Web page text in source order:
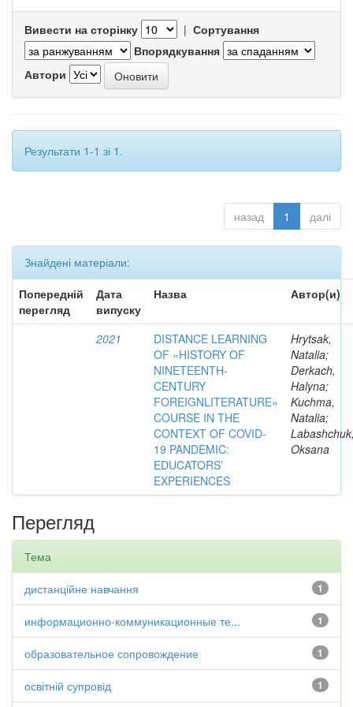
Вивести на сторінку | Сортування
Впорядкування
Автори
Результати 1-1 зі 1.
назад 1 далі
Знайдені матеріали:
Попередній
перегляд
Дата
випуску
Назва Автор(и)
2021
DISTANCE LEARNING
OF «HISTORY OF
NINETEENTH-
CENTURY
FOREIGNLITERATURE»
COURSE IN THE
CONTEXT OF COVID-
19 PANDEMIC:
EDUCATORS’
EXPERIENCES
Hrytsak,
Natalia;
Derkach,
Halyna;
Kuchma,
Natalia;
Oksana
Перегляд
Тема
1
дистанційне навчання
1
информационно-коммуникационные те...
1
образовательное сопровождение
1
освітній супровід